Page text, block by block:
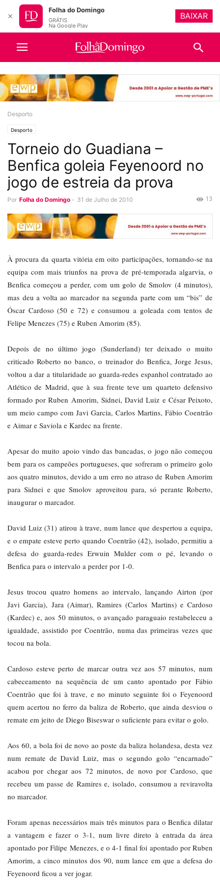
Desporto
Desporto
Torneio do Guadiana –
Benfica goleia Feyenoord no
jogo de estreia da prova
Por Folha do Domingo - 31 de Julho de 2010 13
À procura da quarta vitória em oito participações, tornando-se na
equipa com mais triunfos na prova de pré-temporada algarvia, o
Benfica começou a perder, com um golo de Smolov (4 minutos),
mas deu a volta ao marcador na segunda parte com um “bis” de
Óscar Cardoso (50 e 72) e consumou a goleada com tentos de
Felipe Menezes (75) e Ruben Amorim (85).
Depois de no último jogo (Sunderland) ter deixado o muito
criticado Roberto no banco, o treinador do Benfica, Jorge Jesus,
voltou a dar a titularidade ao guarda-redes espanhol contratado ao
Atlético de Madrid, que à sua frente teve um quarteto defensivo
formado por Ruben Amorim, Sidnei, David Luiz e César Peixoto,
um meio campo com Javi Garcia, Carlos Martins, Fábio Coentrão
e Aimar e Saviola e Kardec na frente.
Apesar do muito apoio vindo das bancadas, o jogo não começou
bem para os campeões portugueses, que sofreram o primeiro golo
aos quatro minutos, devido a um erro no atraso de Ruben Amorim
para Sidnei e que Smolov aproveitou para, só perante Roberto,
inaugurar o marcador.
David Luiz (31) atirou à trave, num lance que despertou a equipa,
e o empate esteve perto quando Coentrão (42), isolado, permitiu a
defesa do guarda-redes Erwuin Mulder com o pé, levando o
Benfica para o intervalo a perder por 1-0.
Jesus trocou quatro homens ao intervalo, lançando Airton (por
Javi Garcia), Jara (Aimar), Ramires (Carlos Martins) e Cardoso
(Kardec) e, aos 50 minutos, o avançado paraguaio restabeleceu a
igualdade, assistido por Coentrão, numa das primeiras vezes que
tocou na bola.
Cardoso esteve perto de marcar outra vez aos 57 minutos, num
cabeceamento na sequência de um canto apontado por Fábio
Coentrão que foi à trave, e no minuto seguinte foi o Feyenoord
quem acertou no ferro da baliza de Roberto, que ainda desviou o
remate em jeito de Diego Biseswar o suficiente para evitar o golo.
Aos 60, a bola foi de novo ao poste da baliza holandesa, desta vez
num remate de David Luiz, mas o segundo golo “encarnado”
acabou por chegar aos 72 minutos, de novo por Cardoso, que
recebeu um passe de Ramires e, isolado, consumou a reviravolta
no marcador.
Foram apenas necessários mais três minutos para o Benfica dilatar
a vantagem e fazer o 3-1, num livre direto à entrada da área
apontado por Filipe Menezes, e o 4-1 final foi apontado por Ruben
Amorim, a cinco minutos dos 90, num lance em que a defesa do
Feyenoord ficou a ver jogar.
✕
Folha do Domingo
GRÁTIS
Na Google Play
BAIXAR